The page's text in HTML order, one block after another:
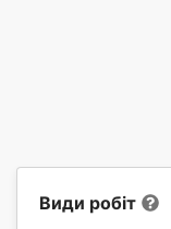
Види робіт